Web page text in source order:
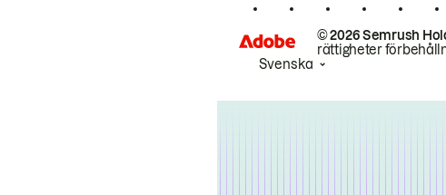
© 2026 Semrush
rättigheter
Svenska